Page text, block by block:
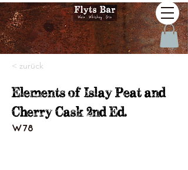
< zurück
Elements of Islay Peat and
Cherry Cask 2nd Ed.
W78